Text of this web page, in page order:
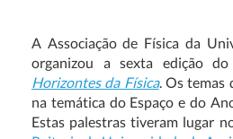
A Associação de Física da
organizou a sexta edição
Horizontes da Física. Os temas
na temática do Espaço e do
Estas palestras tiveram lugar